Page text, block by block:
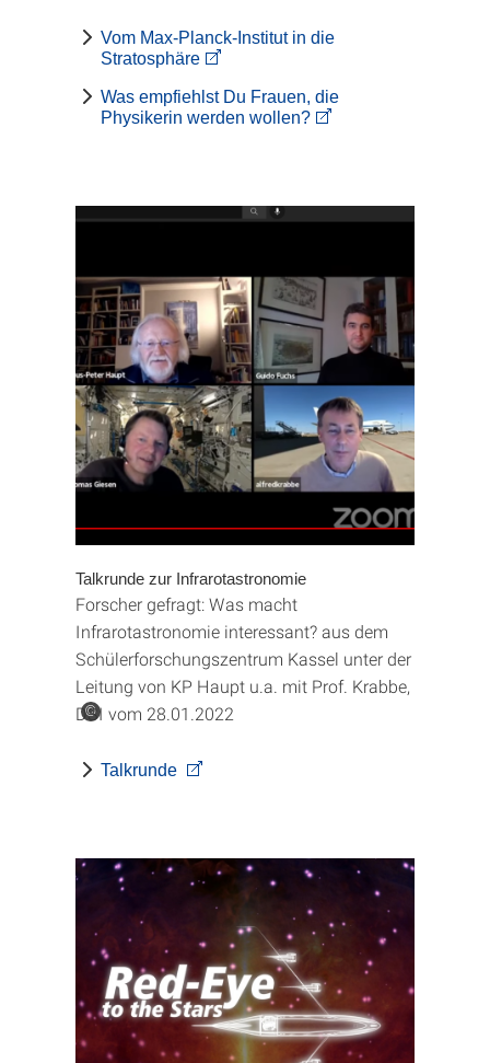
Vom Max-Planck-Institut in die
Stratosphäre
Was empfiehlst Du Frauen, die
Physikerin werden wollen?
©
Talkrunde zur Infrarotastronomie
Forscher gefragt: Was macht
Infrarotastronomie interessant? aus dem
Schülerforschungszentrum Kassel unter der
Leitung von KP Haupt u.a. mit Prof. Krabbe,
DSI vom 28.01.2022
Talkrunde